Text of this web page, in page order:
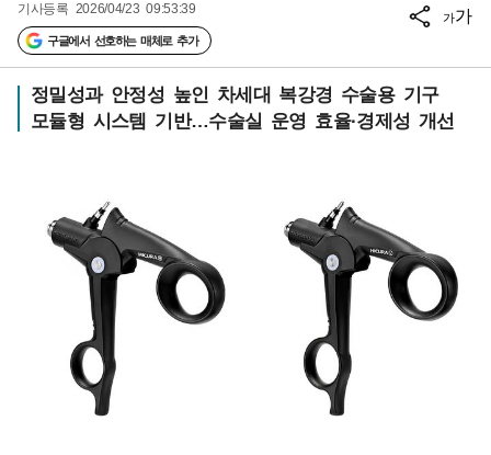
기사등록 2026/04/23 09:53:39
구글에서 선호하는 매체로 추가
가가
정밀성과 안정성 높인 차세대 복강경 수술용 기구
모듈형 시스템 기반…수술실 운영 효율·경제성 개선